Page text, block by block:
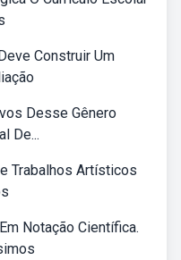
Construir Um
Desse Gênero
De...
Trabalhos Artísticos
Notação Científica.